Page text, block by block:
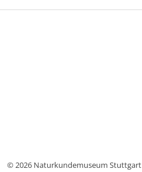
© 2026 Naturkundemuseum Stuttgart